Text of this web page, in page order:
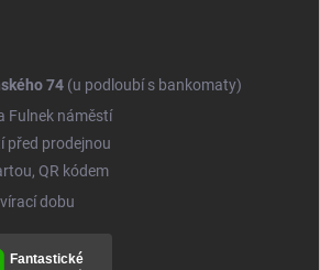
74 (u podloubí s bankomaty)
Fulnek náměstí
před prodejnou
QR kódem
dobu